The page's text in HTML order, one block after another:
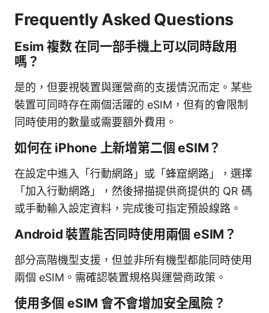
Frequently Asked Questions
Esim 複数 在同一部手機上可以同時啟用
嗎？
是的，但要視裝置與運營商的支援情況而定。某些
裝置可同時存在兩個活躍的 eSIM，但有的會限制
同時使用的數量或需要額外費用。
如何在 iPhone 上新增第二個 eSIM？
在設定中進入「行動網路」或「蜂窟網路」，選擇
「加入行動網路」，然後掃描提供商提供的 QR 碼
或手動輸入設定資料，完成後可指定預設線路。
Android 裝置能否同時使用兩個 eSIM？
部分高階機型支援，但並非所有機型都能同時使用
兩個 eSIM。需確認裝置規格與運營商政策。
使用多個 eSIM 會不會增加安全風險？